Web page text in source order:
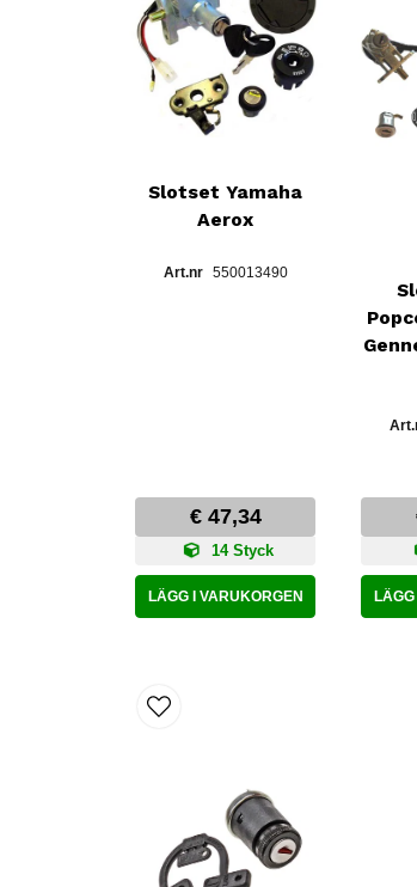
Slotset Yamaha
Aerox
550013490
€ 47,34
14 Styck
LÄGG I VARUKORGEN